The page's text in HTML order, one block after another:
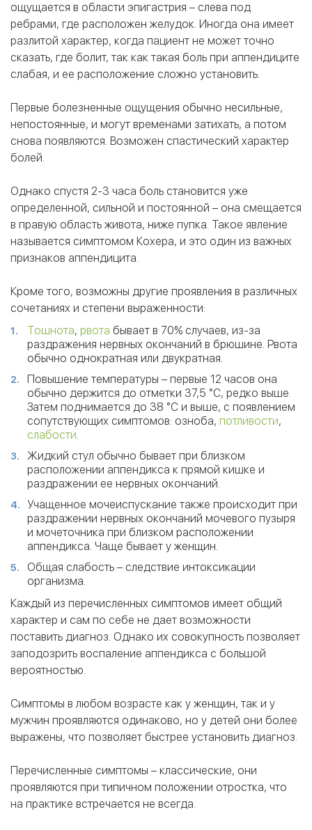
ощущается в области эпигастрия – слева под
ребрами, где расположен желудок. Иногда она имеет
разлитой характер, когда пациент не может точно
сказать, где болит, так как такая боль при аппендиците
слабая, и ее расположение сложно установить.
Первые болезненные ощущения обычно несильные,
непостоянные, и могут временами затихать, а потом
снова появляются. Возможен спастический характер
болей.
Однако спустя 2-3 часа боль становится уже
определенной, сильной и постоянной – она смещается
в правую область живота, ниже пупка. Такое явление
называется симптомом Кохера, и это один из важных
признаков аппендицита.
Кроме того, возможны другие проявления в различных
сочетаниях и степени выраженности:
Тошнота, рвота бывает в 70% случаев, из-за
раздражения нервных окончаний в брюшине. Рвота
обычно однократная или двукратная.
Повышение температуры – первые 12 часов она
обычно держится до отметки 37,5 °С, редко выше.
Затем поднимается до 38 °С и выше, с появлением
сопутствующих симптомов: озноба, потливости,
слабости.
Жидкий стул обычно бывает при близком
расположении аппендикса к прямой кишке и
раздражении ее нервных окончаний.
Учащенное мочеиспускание также происходит при
раздражении нервных окончаний мочевого пузыря
и мочеточника при близком расположении
аппендикса. Чаще бывает у женщин.
Общая слабость – следствие интоксикации
организма.
Каждый из перечисленных симптомов имеет общий
характер и сам по себе не дает возможности
поставить диагноз. Однако их совокупность позволяет
заподозрить воспаление аппендикса с большой
вероятностью.
Симптомы в любом возрасте как у женщин, так и у
мужчин проявляются одинаково, но у детей они более
выражены, что позволяет быстрее установить диагноз.
Перечисленные симптомы – классические, они
проявляются при типичном положении отростка, что
на практике встречается не всегда.